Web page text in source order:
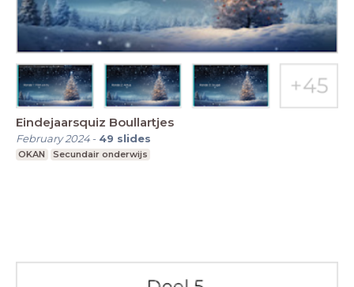
Eindejaarsquiz Boullartjes
February 2024- 49 slides
OKAN Secundair onderwijs